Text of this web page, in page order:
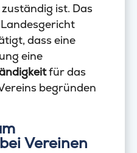
ist. Das
dass eine
eine
für das
begründen
Vereinen